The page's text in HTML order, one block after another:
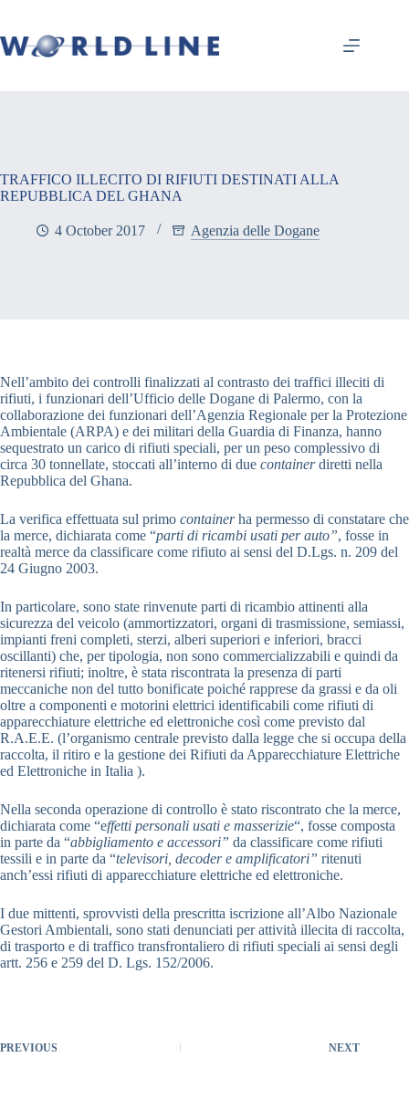
TRAFFICO ILLECITO DI RIFIUTI DESTINATI ALLA
REPUBBLICA DEL GHANA
4 October 2017 Agenzia delle Dogane
Nell’ambito dei controlli finalizzati al contrasto dei traffici illeciti di
rifiuti, i funzionari dell’Ufficio delle Dogane di Palermo, con la
collaborazione dei funzionari dell’Agenzia Regionale per la Protezione
Ambientale (ARPA) e dei militari della Guardia di Finanza, hanno
sequestrato un carico di rifiuti speciali, per un peso complessivo di
circa 30 tonnellate, stoccati all’interno di due containerdiretti nella
Repubblica del Ghana.
La verifica effettuata sul primo containerha permesso di constatare che
la merce, dichiarata come “parti di ricambi usati per auto”, fosse in
realtà merce da classificare come rifiuto ai sensi del D.Lgs. n. 209 del
24 Giugno 2003.
In particolare, sono state rinvenute parti di ricambio attinenti alla
sicurezza del veicolo (ammortizzatori, organi di trasmissione, semiassi,
impianti freni completi, sterzi, alberi superiori e inferiori, bracci
oscillanti) che, per tipologia, non sono commercializzabili e quindi da
ritenersi rifiuti; inoltre, è stata riscontrata la presenza di parti
meccaniche non del tutto bonificate poiché rapprese da grassi e da oli
oltre a componenti e motorini elettrici identificabili come rifiuti di
apparecchiature elettriche ed elettroniche così come previsto dal
R.A.E.E. (l’organismo centrale previsto dalla legge che si occupa della
raccolta, il ritiro e la gestione dei Rifiuti da Apparecchiature Elettriche
ed Elettroniche in Italia ).
Nella seconda operazione di controllo è stato riscontrato che la merce,
dichiarata come “effetti personali usati e masserizie“, fosse composta
in parte da “abbigliamento e accessori” da classificare come rifiuti
tessili e in parte da “televisori, decoder e amplificatori” ritenuti
anch’essi rifiuti di apparecchiature elettriche ed elettroniche.
I due mittenti, sprovvisti della prescritta iscrizione all’Albo Nazionale
Gestori Ambientali, sono stati denunciati per attività illecita di raccolta,
di trasporto e di traffico transfrontaliero di rifiuti speciali ai sensi degli
artt. 256 e 259 del D. Lgs. 152/2006.
PREVIOUS NEXT